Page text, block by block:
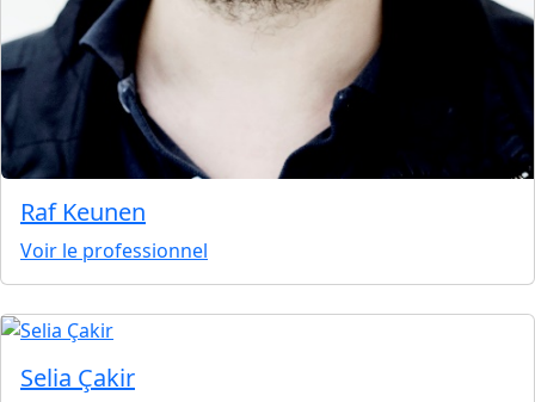
Raf Keunen
Voir le professionnel
Selia Çakir